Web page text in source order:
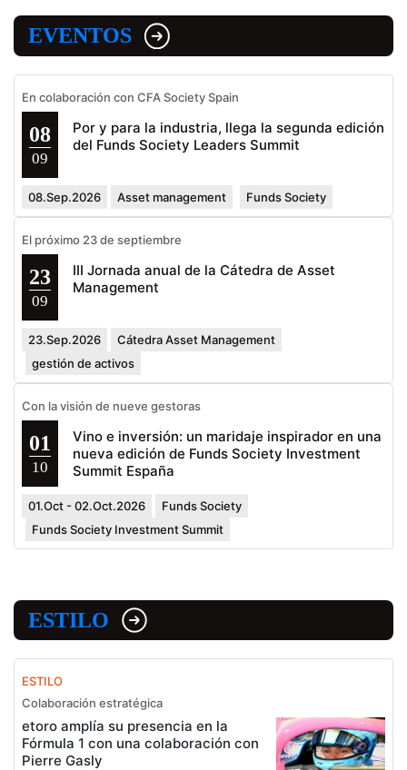
EVENTOS
En colaboración con CFA Society Spain
08
09
Por y para la industria, llega la segunda edición
del Funds Society Leaders Summit
08.Sep.2026 Asset management Funds Society
El próximo 23 de septiembre
23
09
III Jornada anual de la Cátedra de Asset
Management
23.Sep.2026
Cátedra Asset Management
gestión de activos
Con la visión de nueve gestoras
01
10
Vino e inversión: un maridaje inspirador en una
nueva edición de Funds Society Investment
Summit España
01.Oct - 02.Oct.2026
Funds Society
Funds Society Investment Summit
ESTILO
ESTILO
Colaboración estratégica
etoro amplía su presencia en la
Fórmula 1 con una colaboración con
Pierre Gasly